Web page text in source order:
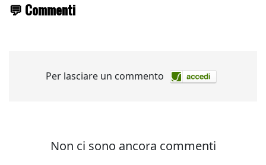
💬 Commenti